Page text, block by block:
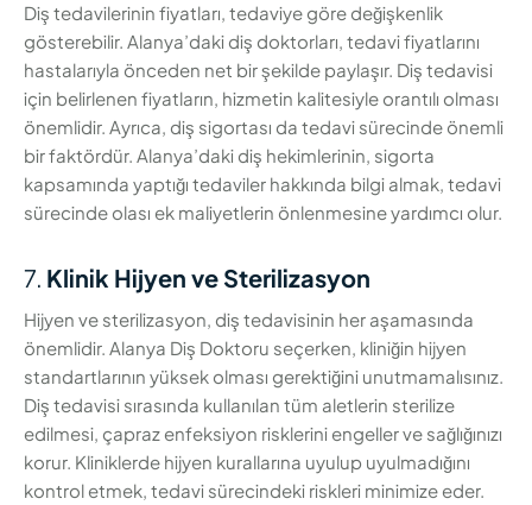
Diş tedavilerinin fiyatları, tedaviye göre değişkenlik
gösterebilir. Alanya’daki diş doktorları, tedavi fiyatlarını
hastalarıyla önceden net bir şekilde paylaşır. Diş tedavisi
için belirlenen fiyatların, hizmetin kalitesiyle orantılı olması
önemlidir. Ayrıca, diş sigortası da tedavi sürecinde önemli
bir faktördür. Alanya’daki diş hekimlerinin, sigorta
kapsamında yaptığı tedaviler hakkında bilgi almak, tedavi
sürecinde olası ek maliyetlerin önlenmesine yardımcı olur.
7. Klinik Hijyen ve Sterilizasyon
Hijyen ve sterilizasyon, diş tedavisinin her aşamasında
önemlidir. Alanya Diş Doktoru seçerken, kliniğin hijyen
standartlarının yüksek olması gerektiğini unutmamalısınız.
Diş tedavisi sırasında kullanılan tüm aletlerin sterilize
edilmesi, çapraz enfeksiyon risklerini engeller ve sağlığınızı
korur. Kliniklerde hijyen kurallarına uyulup uyulmadığını
kontrol etmek, tedavi sürecindeki riskleri minimize eder.